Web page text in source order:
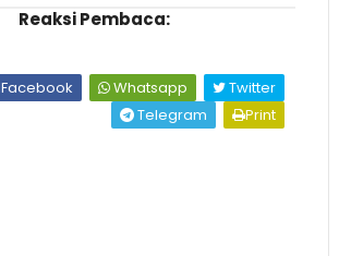
Reaksi Pembaca:
Facebook Whatsapp
Twitter
Telegram
Print